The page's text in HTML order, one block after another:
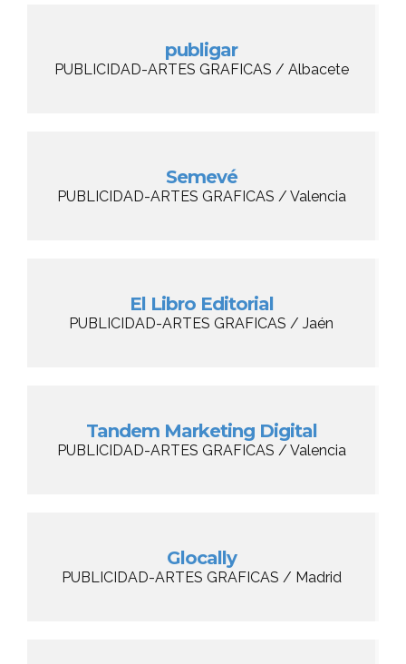
publigar
PUBLICIDAD-ARTES GRAFICAS / Albacete
Semevé
PUBLICIDAD-ARTES GRAFICAS / Valencia
El Libro Editorial
PUBLICIDAD-ARTES GRAFICAS / Jaén
Tandem Marketing Digital
PUBLICIDAD-ARTES GRAFICAS / Valencia
Glocally
PUBLICIDAD-ARTES GRAFICAS / Madrid